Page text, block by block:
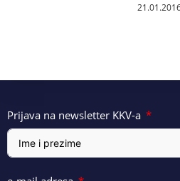
Prijava na newsletter KKV-a